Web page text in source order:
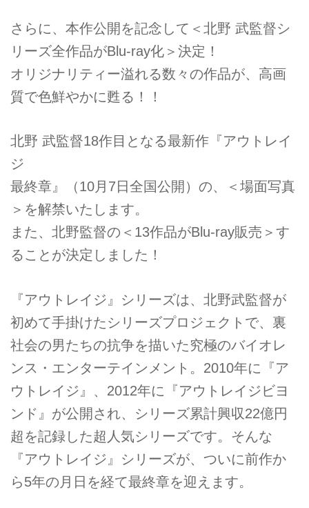
さらに、本作公開を記念して＜北野 武監督シ
リーズ全作品がBlu-ray化＞決定！
オリジナリティー溢れる数々の作品が、高画
質で色鮮やかに甦る！！
北野 武監督18作目となる最新作『アウトレイ
ジ
最終章』（10月7日全国公開）の、＜場面写真
＞を解禁いたします。
また、北野監督の＜13作品がBlu-ray販売＞す
ることが決定しました！
『アウトレイジ』シリーズは、北野武監督が
初めて手掛けたシリーズプロジェクトで、裏
社会の男たちの抗争を描いた究極のバイオレ
ンス・エンターテインメント。2010年に『ア
ウトレイジ』、2012年に『アウトレイジビヨ
ンド』が公開され、シリーズ累計興収22億円
超を記録した超人気シリーズです。そんな
『アウトレイジ』シリーズが、ついに前作か
ら5年の月日を経て最終章を迎えます。